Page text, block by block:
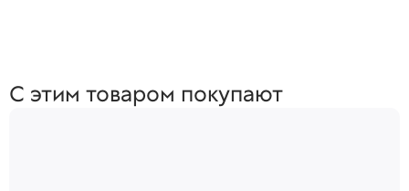
С этим товаром покупают